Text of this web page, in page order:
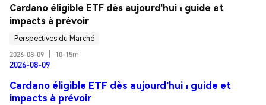
Cardano éligible ETF dès aujourd'hui : guide et
impacts à prévoir
Perspectives du Marché
2026-08-09
10-15m
2026-08-09
Cardano éligible ETF dès aujourd'hui : guide et
impacts à prévoir